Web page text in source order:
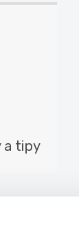
a tipy